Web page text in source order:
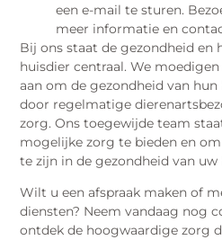
een e-mail te sturen.
meer informatie en
Bij ons staat de gezondheid en
huisdier centraal. We
aan om de gezondheid van
door regelmatige
zorg. Ons toegewijde team
mogelijke zorg te bieden en
te zijn in de gezondheid van uw
Wilt u een afspraak maken of
diensten? Neem vandaag nog
ontdek de hoogwaardige zorg